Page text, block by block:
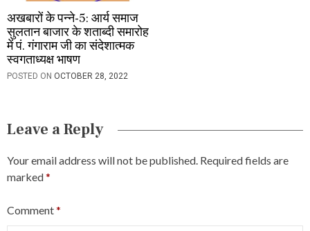
अखबारों के पन्ने-5: आर्य समाज
सुलतान बाजार के शताब्दी समारोह
में पं. गंगाराम जी का संदेशात्मक
स्वगताध्यक्ष भाषण
POSTED ON OCTOBER 28, 2022
Leave a Reply
Your email address will not be published. Required fields are
marked*
Comment*